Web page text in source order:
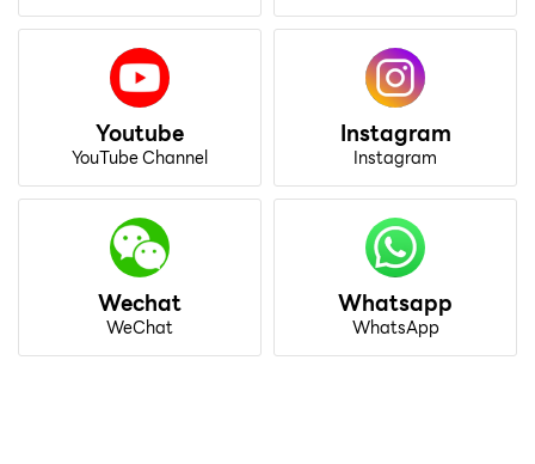
Youtube
YouTube Channel
Instagram
Instagram
Wechat
WeChat
Whatsapp
WhatsApp